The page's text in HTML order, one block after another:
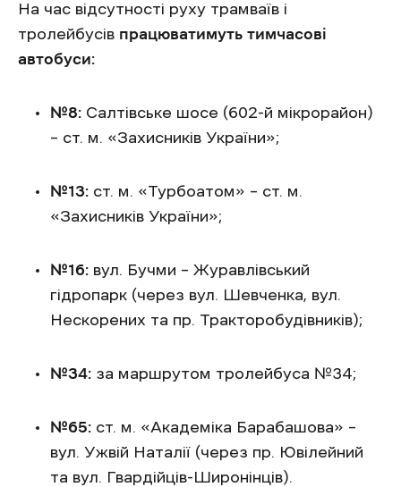
На час відсутності руху трамваїв і
тролейбусів працюватимуть тимчасові
автобуси:
№8: Салтівське шосе (602-й мікрорайон)
– ст. м. «Захисників України»;
№13: ст. м. «Турбоатом» – ст. м.
«Захисників України»;
№16: вул. Бучми – Журавлівський
гідропарк (через вул. Шевченка, вул.
Нескорених та пр. Тракторобудівників);
№34: за маршрутом тролейбуса №34;
№65: ст. м. «Академіка Барабашова» –
вул. Ужвій Наталії (через пр. Ювілейний
та вул. Гвардійців-Широнінців).